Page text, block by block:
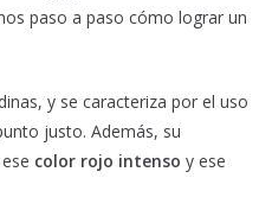
paso a paso cómo lograr un
y se caracteriza por el uso
justo. Además, su
color rojo intenso y ese